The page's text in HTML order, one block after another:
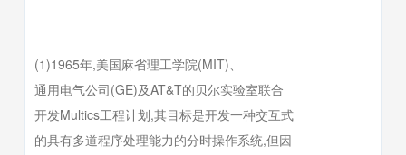
(1)1965年,美国麻省理工学院(MIT)、
通用电气公司(GE)及AT&T的贝尔实验室联合
开发Multics工程计划,其目标是开发一种交互式
的具有多道程序处理能力的分时操作系统,但因